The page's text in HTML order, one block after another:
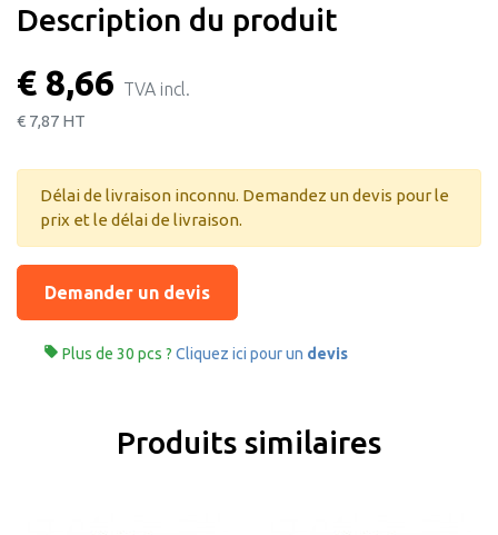
Description du produit
€ 8,66 TVA incl.
€ 7,87 HT
Délai de livraison inconnu. Demandez un devis pour le
prix et le délai de livraison.
Demander un devis
 Plus de 30 pcs ? Cliquez ici pour un devis
Produits similaires